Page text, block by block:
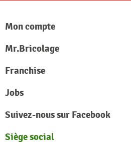
Mon compte
Mr.Bricolage
Franchise
Jobs
Suivez-nous sur Facebook
Siège social